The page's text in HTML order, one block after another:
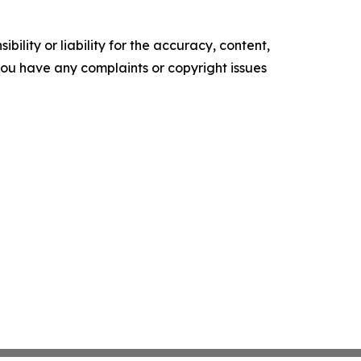
or liability for the accuracy, content,
have any complaints or copyright issues